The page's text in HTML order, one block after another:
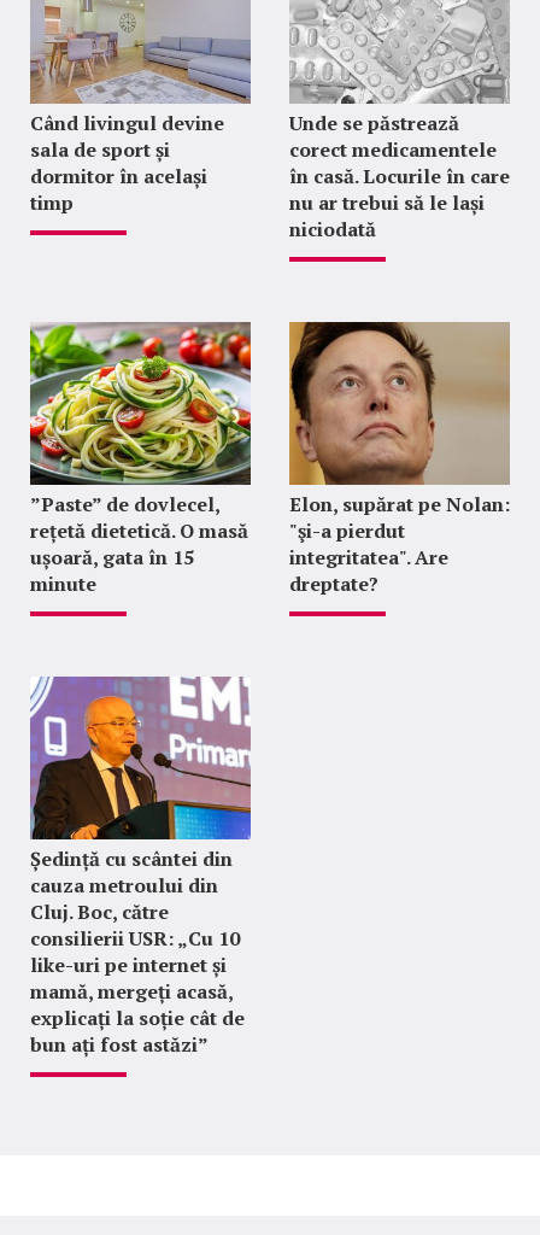
Când livingul devine
sala de sport și
dormitor în același
timp
Unde se păstrează
corect medicamentele
în casă. Locurile în care
nu ar trebui să le lași
niciodată
”Paste” de dovlecel,
rețetă dietetică. O masă
ușoară, gata în 15
minute
Elon, supărat pe Nolan:
"şi-a pierdut
integritatea". Are
dreptate?
Ședință cu scântei din
cauza metroului din
Cluj. Boc, către
consilierii USR: „Cu 10
like-uri pe internet și
mamă, mergeți acasă,
explicați la soție cât de
bun ați fost astăzi”